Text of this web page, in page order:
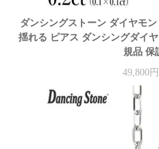
ダンシングストーン ダイヤモ
揺れる ピアス ダンシングダイ
規品 保
49,800